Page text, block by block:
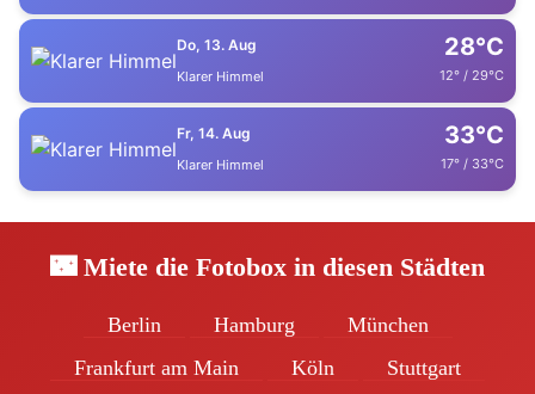
Do, 13. Aug
Klarer Himmel
28°C
12° / 29°C
Fr, 14. Aug
Klarer Himmel
33°C
17° / 33°C
🌃 Miete die Fotobox in diesen Städten
Berlin Hamburg
München
Frankfurt am Main
Köln Stuttgart